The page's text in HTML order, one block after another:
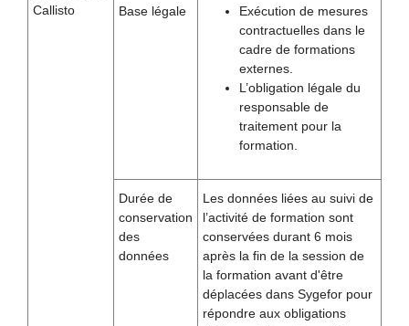
Callisto
Base légale
Exécution de mesures
contractuelles dans le
cadre de formations
externes.
L’obligation légale du
responsable de
traitement pour la
formation.
Durée de
conservation
des
données
Les données liées au suivi de
l’activité de formation sont
conservées durant 6 mois
après la fin de la session de
la formation avant d'être
déplacées dans Sygefor pour
répondre aux obligations